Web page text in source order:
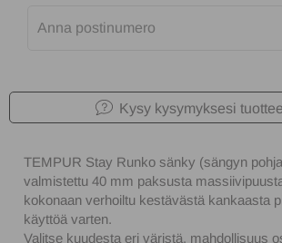
TEMPUR Stay Runko sänky (sängyn
valmistettu 40 mm paksusta
kokonaan verhoiltu kestävästä kankaasta
käyttöä varten.
Valitse kuudesta eri väristä, mahdollisuus
Kysy kysymyksesi